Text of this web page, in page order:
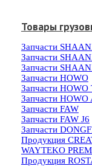
Товары
Запчасти
Запчасти
Запчасти
Запчасти HOWO
Запчасти HOWO
Запчасти HOWO
Запчасти FAW
Запчасти FAW J6
Запчасти
Продукция
WAYTEKO
Продукция